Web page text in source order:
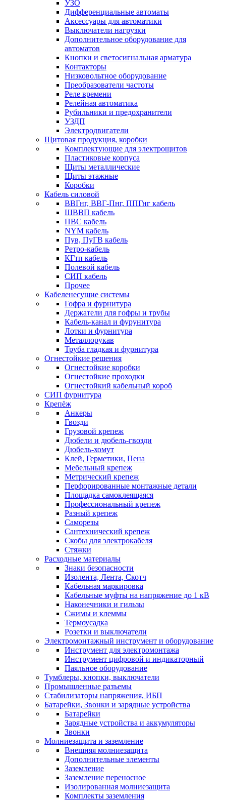
УЗО
Дифференциальные автоматы
Аксессуары для автоматики
Выключатели нагрузки
Дополнительное оборудование для
автоматов
Кнопки и светосигнальная арматура
Контакторы
Низковольтное оборудование
Преобразователи частоты
Реле времени
Релейная автоматика
Рубильники и предохранители
УЗДП
Электродвигатели
Щитовая продукция, коробки
Комплектующие для электрощитов
Пластиковые корпуса
Щиты металлические
Щиты этажные
Коробки
Кабель силовой
ВВГнг, ВВГ-Пнг, ППГнг кабель
ШВВП кабель
ПВС кабель
NYM кабель
Пув, ПуГВ кабель
Ретро-кабель
КГтп кабель
Полевой кабель
СИП кабель
Прочее
Кабеленесущие системы
Гофра и фурнитура
Держатели для гофры и трубы
Кабель-канал и фурунитура
Лотки и фурнитура
Металлорукав
Труба гладкая и фурнитура
Огнестойкие решения
Огнестойкие коробки
Огнестойкие проходки
Огнестойкий кабельный короб
СИП фурнитура
Крепёж
Анкеры
Гвозди
Грузовой крепеж
Дюбели и дюбель-гвозди
Дюбель-хомут
Клей, Герметики, Пена
Мебельный крепеж
Метрический крепеж
Перфорированные монтажные детали
Площадка самоклеящаяся
Профессиональный крепеж
Разный крепеж
Саморезы
Сантехнический крепеж
Скобы для электрокабеля
Стяжки
Расходные материалы
Знаки безопасности
Изолента, Лента, Скотч
Кабельная маркировка
Кабельные муфты на напряжение до 1 кВ
Наконечники и гильзы
Сжимы и клеммы
Термоусадка
Розетки и выключатели
Электромонтажный инструмент и оборудование
Инструмент для электромонтажа
Инструмент цифровой и индикаторный
Паяльное оборудование
Тумблеры, кнопки, выключатели
Промышленные разъемы
Стабилизаторы напряжения, ИБП
Батарейки, Звонки и зарядные устройства
Батарейки
Зарядные устройства и аккумуляторы
Звонки
Молниезащита и заземление
Внешняя молниезащита
Дополнительные элементы
Заземление
Заземление переносное
Изолированная молниезащита
Комплекты заземления